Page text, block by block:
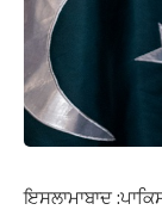
ਇਸਲਾਮਾਬਾਦ